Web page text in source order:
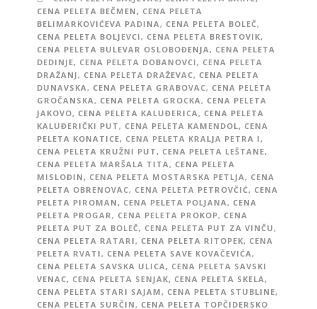
CENA PELETA BEČMEN , CENA PELETA
BELIMARKOVIĆEVA PADINA , CENA PELETA BOLEČ,
CENA PELETA BOLJEVCI , CENA PELETA BRESTOVIK,
CENA PELETA BULEVAR OSLOBOĐENJA , CENA PELETA
DEDINJE, CENA PELETA DOBANOVCI , CENA PELETA
DRAŽANJ , CENA PELETA DRAŽEVAC, CENA PELETA
DUNAVSKA , CENA PELETA GRABOVAC, CENA PELETA
GROČANSKA , CENA PELETA GROCKA , CENA PELETA
JAKOVO, CENA PELETA KALUĐERICA , CENA PELETA
KALUĐERIČKI PUT , CENA PELETA KAMENDOL, CENA
PELETA KONATICE, CENA PELETA KRALJA PETRA I ,
CENA PELETA KRUŽNI PUT , CENA PELETA LEŠTANE,
CENA PELETA MARŠALA TITA , CENA PELETA
MISLOĐIN , CENA PELETA MOSTARSKA PETLJA , CENA
PELETA OBRENOVAC, CENA PELETA PETROVČIĆ, CENA
PELETA PIROMAN , CENA PELETA POLJANA , CENA
PELETA PROGAR , CENA PELETA PROKOP, CENA
PELETA PUT ZA BOLEČ, CENA PELETA PUT ZA VINČU ,
CENA PELETA RATARI , CENA PELETA RITOPEK, CENA
PELETA RVATI , CENA PELETA SAVE KOVAČEVIĆA ,
CENA PELETA SAVSKA ULICA , CENA PELETA SAVSKI
VENAC, CENA PELETA SENJAK, CENA PELETA SKELA ,
CENA PELETA STARI SAJAM , CENA PELETA STUBLINE,
CENA PELETA SURČIN , CENA PELETA TOPČIDERSKO